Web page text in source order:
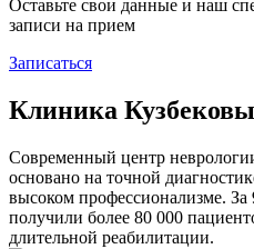
Оставьте свои данные и наш
записи на прием
Записаться
Клиника
Современный центр
основано на точной
высоком профессионализме.
получили более 80 000
длительной реабилитации.